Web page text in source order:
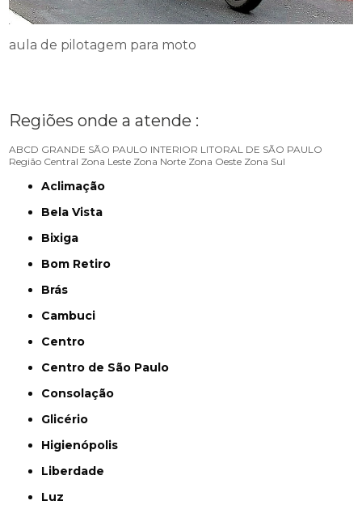
aula de pilotagem para moto
Regiões onde a atende :
ABCD GRANDE SÃO PAULO INTERIOR LITORAL DE SÃO PAULO
Região Central Zona Leste Zona Norte Zona Oeste Zona Sul
Aclimação
Bela Vista
Bixiga
Bom Retiro
Brás
Cambuci
Centro
Centro de São Paulo
Consolação
Glicério
Higienópolis
Liberdade
Luz